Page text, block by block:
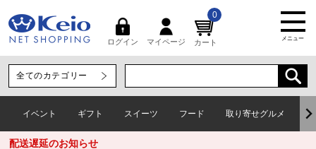
ログイン マイページ カート
0
メニュー
イベント ギフト スイーツ フード 取り寄せグルメ
配送遅延のお知らせ